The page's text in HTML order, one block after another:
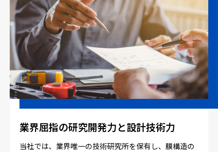
業界屈指の研究開発力と設計技術力
当社では、業界唯一の技術研究所を保有し、膜構造の